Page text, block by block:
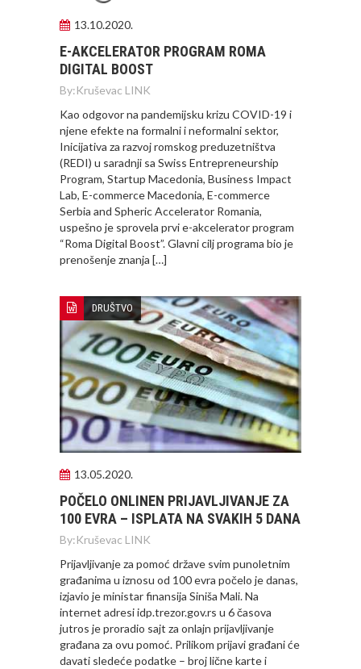
13.10.2020.
E-AKCELERATOR PROGRAM ROMA
DIGITAL BOOST
By:Kruševac LINK
Kao odgovor na pandemijsku krizu COVID-19 i
njene efekte na formalni i neformalni sektor,
Inicijativa za razvoj romskog preduzetništva
(REDI) u saradnji sa Swiss Entrepreneurship
Program, Startup Macedonia, Business Impact
Lab, E-commerce Macedonia, E-commerce
Serbia and Spheric Accelerator Romania,
uspešno je sprovela prvi e-akcelerator program
“Roma Digital Boost”. Glavni cilj programa bio je
prenošenje znanja […]
DRUŠTVO
13.05.2020.
POČELO ONLINEN PRIJAVLJIVANJE ZA
100 EVRA – ISPLATA NA SVAKIH 5 DANA
By:Kruševac LINK
Prijavljivanje za pomoć države svim punoletnim
građanima u iznosu od 100 evra počelo je danas,
izjavio je ministar finansija Siniša Mali. Na
internet adresi idp.trezor.gov.rs u 6 časova
jutros je proradio sajt za onlajn prijavljivanje
građana za ovu pomoć. Prilikom prijavi građani će
davati sledeće podatke – broj lične karte i